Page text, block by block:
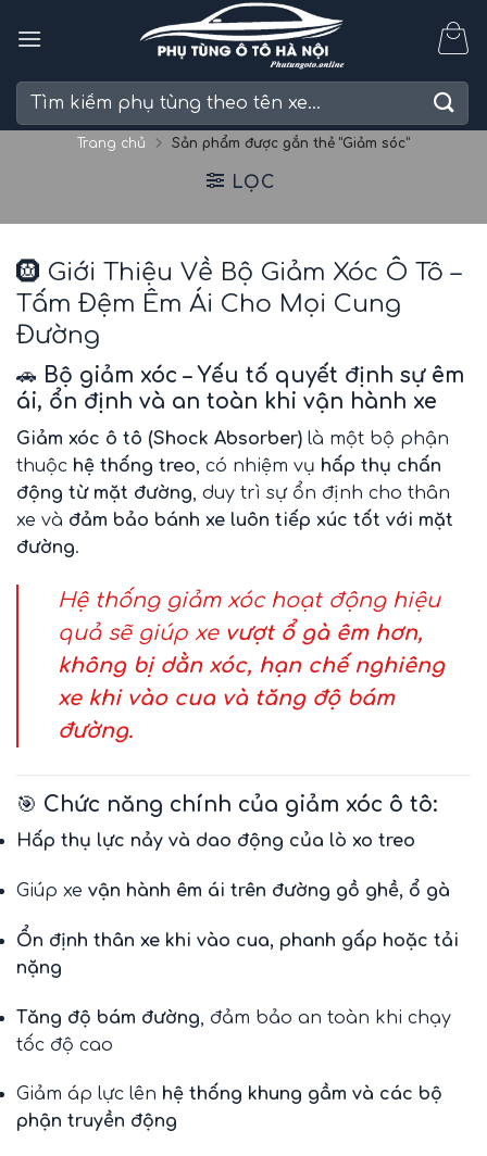
Tìm
Trang chủ Sản phẩm được gắn thẻ “Giảm sóc”
LỌC
🛞 Giới Thiệu Về Bộ Giảm Xóc Ô Tô –
Tấm Đệm Êm Ái Cho Mọi Cung
Đường
🚗 Bộ giảm xóc – Yếu tố quyết định sự êm
ái, ổn định và an toàn khi vận hành xe
Giảm xóc ô tô (Shock Absorber) là một bộ phận
thuộc hệ thống treo, có nhiệm vụ hấp thụ chấn
động từ mặt đường, duy trì sự ổn định cho thân
xe và đảm bảo bánh xe luôn tiếp xúc tốt với mặt
đường.
Hệ thống giảm xóc hoạt động hiệu
quả sẽ giúp xe vượt ổ gà êm hơn,
không bị dằn xóc, hạn chế nghiêng
xe khi vào cua và tăng độ bám
đường.
🎯 Chức năng chính của giảm xóc ô tô:
Hấp thụ lực nảy và dao động của lò xo treo
Giúp xe vận hành êm ái trên đường gồ ghề, ổ gà
Ổn định thân xe khi vào cua, phanh gấp hoặc tải
nặng
Tăng độ bám đường, đảm bảo an toàn khi chạy
tốc độ cao
Giảm áp lực lên hệ thống khung gầm và các bộ
phận truyền động